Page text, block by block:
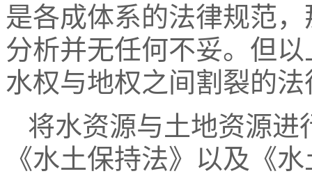
是各成体系的法律规范
分析并无任何不妥。但
水权与地权之间割裂的
将水资源与土地资源进
《水土保持法》以及《